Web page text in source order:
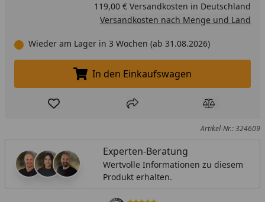
119,00 € Versandkosten in Deutschland
Versandkosten nach Menge und Land
Wieder am Lager in 3 Wochen (ab 31.08.2026)
In den Einkaufswagen legen
In den Einkaufswagen
Produkt zur Wunschliste hinzufügen
Teilen Produkt
Artikel-Nr.: 324609
Experten-Beratung
Wertvolle Informationen zu diesem
Produkt erhalten.